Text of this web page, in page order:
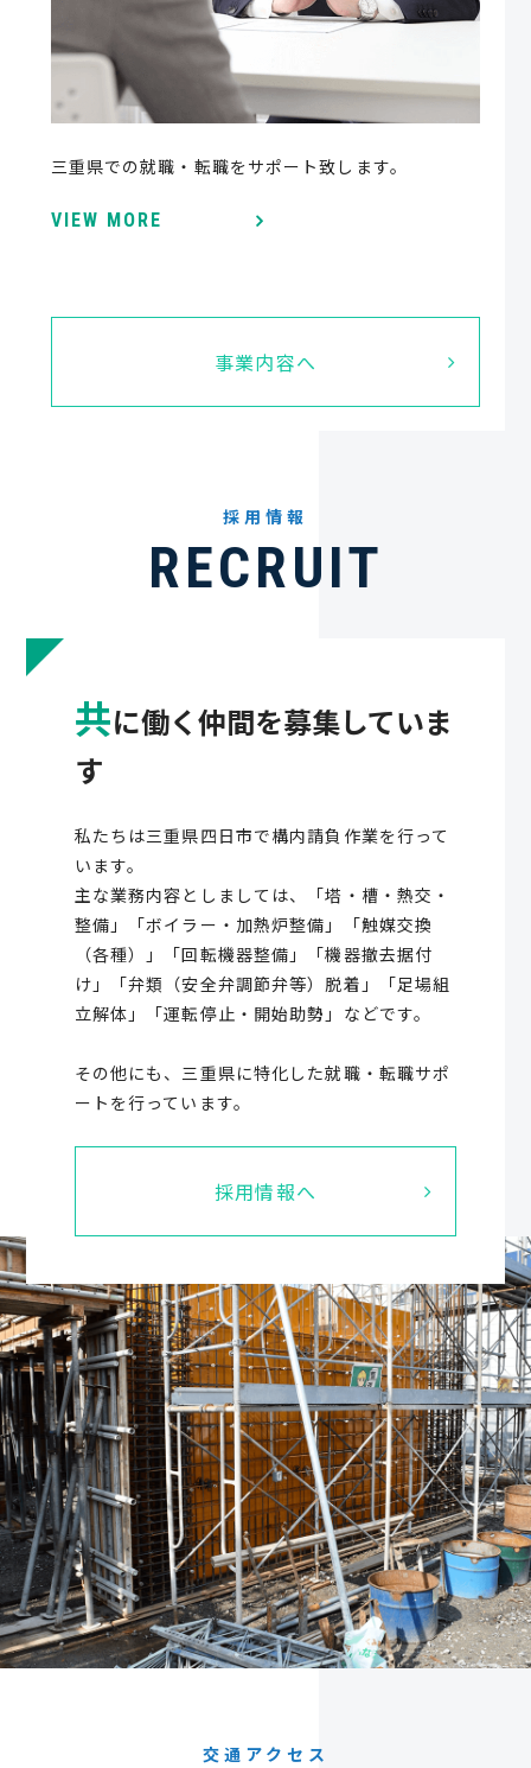
三重県での就職・転職をサポート致します。
VIEW MORE
事業内容へ
採用情報
RECRUIT
共に働く仲間を募集していま
す
私たちは三重県四日市で構内請負作業を行って
います。
主な業務内容としましては、「塔・槽・熱交・
整備」「ボイラー・加熱炉整備」「触媒交換
（各種）」「回転機器整備」「機器撤去据付
け」「弁類（安全弁調節弁等）脱着」「足場組
立解体」「運転停止・開始助勢」などです。
その他にも、三重県に特化した就職・転職サポ
ートを行っています。
採用情報へ
交通アクセス